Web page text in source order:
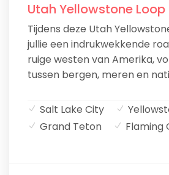
Utah Yellowstone Loop
Tijdens deze Utah
jullie een indrukwekkende
ruige westen van Amerika,
tussen bergen, meren en
Salt Lake City
Grand Teton
Flaming